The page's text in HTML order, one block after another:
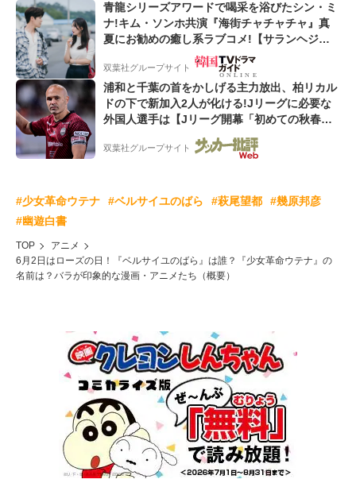
青龍シリーズアワードで喝采を浴びたシン・ミ
ナ!キム・ソンホ共演『海街チャチャチャ』真
夏にお勧めの癒し系ラブコメ!【サランヘジョ
双葉社グループサイト
浦和と千葉の首をかしげる主力放出、柏リカル
ドの下で新加入2人が化ける!Jリーグに必要な
外国人選手は【Jリーグ開幕「初めての秋春
双葉社グループサイト
#少女革命ウテナ #ベルサイユのばら #萩尾望都
#幾原邦彦
#幽遊白書
TOP
アニメ
6月2日はローズの日！『ベルサイユのばら』は誰？『少女革命ウテナ』の
名前は？バラが印象的な漫画・アニメたち（概要）